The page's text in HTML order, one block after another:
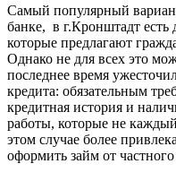
Самый популярный
банке, в г.Кронштадт есть
которые предлагают
Однако не для всех это
последнее время
кредита: обязательным
кредитная история и
работы, которые не
этом случае более
оформить займ от